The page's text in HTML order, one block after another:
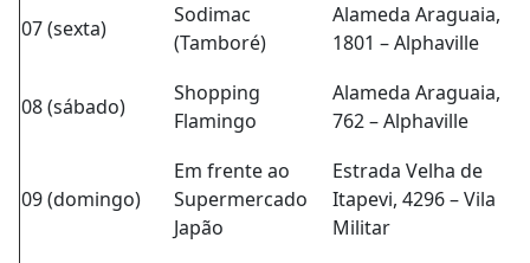
07 (sexta)
Sodimac
(Tamboré)
Alameda Araguaia,
1801 – Alphaville
08 (sábado)
Shopping
Flamingo
Alameda Araguaia,
762 – Alphaville
09 (domingo)
Em frente ao
Supermercado
Japão
Estrada Velha de
Itapevi, 4296 – Vila
Militar